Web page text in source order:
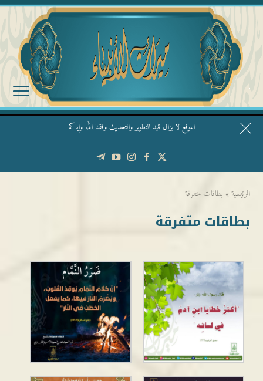
الموقع لا يزال قيد التطوير والتحديث وفقنا الله وإياكم
قال الشيخ ربيع وفقه الله: نحن ليس عندنا تقديس الأشخاص
الرئيسية » بطاقات متفرقة
بطاقات متفرقة